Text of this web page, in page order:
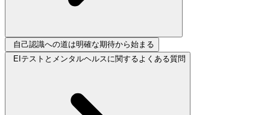
自己認識への道は明確な期待から始まる
EIテストとメンタルヘルスに関するよくある質問